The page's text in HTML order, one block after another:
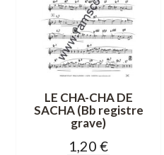
LE CHA-CHA DE
SACHA (Bb registre
grave)
1,20 €